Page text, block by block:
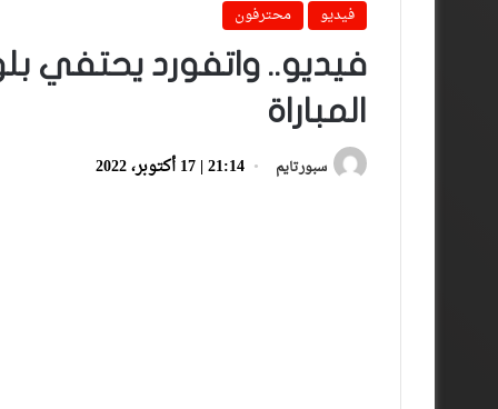
فيديو
محترفون
فيديو.. واتفورد يحتفي
المباراة
سبورتايم 21:14 | 17 أكتوبر، 2022